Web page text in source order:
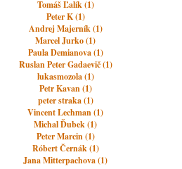
Tomáš Ľalík (1)
Peter K (1)
Andrej Majerník (1)
Marcel Jurko (1)
Paula Demianova (1)
Ruslan Peter Gadaevič (1)
lukasmozola (1)
Petr Kavan (1)
peter straka (1)
Vincent Lechman (1)
Michal Ďubek (1)
Peter Marcin (1)
Róbert Černák (1)
Jana Mitterpachova (1)